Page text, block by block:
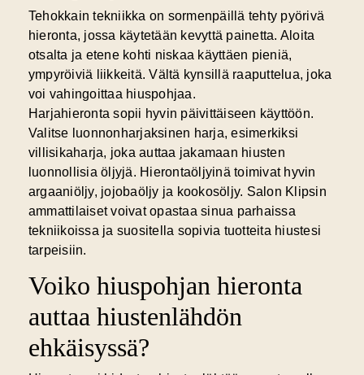
Tehokkain tekniikka on sormenpäillä tehty pyörivä
hieronta, jossa käytetään kevyttä painetta. Aloita
otsalta ja etene kohti niskaa käyttäen pieniä,
ympyröiviä liikkeitä. Vältä kynsillä raaputtelua, joka
voi vahingoittaa hiuspohjaa.
Harjahieronta sopii hyvin päivittäiseen käyttöön.
Valitse luonnonharjaksinen harja, esimerkiksi
villisikaharja, joka auttaa jakamaan hiusten
luonnollisia öljyjä. Hierontaöljyinä toimivat hyvin
argaaniöljy, jojobaöljy ja kookosöljy. Salon Klipsin
ammattilaiset voivat opastaa sinua parhaissa
tekniikoissa ja suositella sopivia tuotteita hiustesi
tarpeisiin.
Voiko hiuspohjan hieronta
auttaa hiustenlähdön
ehkäisyssä?